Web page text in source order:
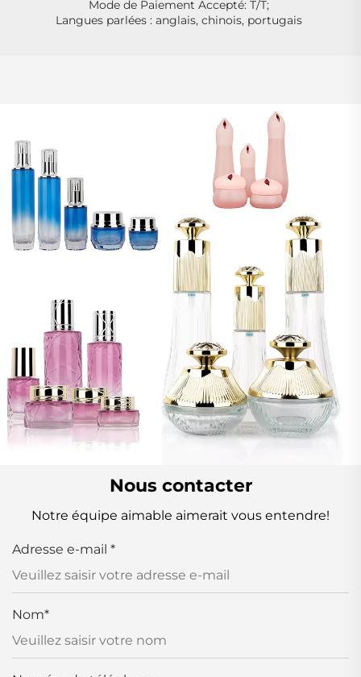
Mode de Paiement Accepté: T/T;
Langues parlées : anglais, chinois, portugais
Nous contacter
Notre équipe aimable aimerait vous entendre!
Adresse e-mail *
Nom*